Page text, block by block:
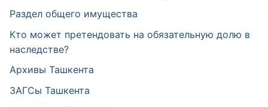
Раздел общего имущества
Кто может претендовать на обязательную долю в
наследстве?
Архивы Ташкента
ЗАГСы Ташкента